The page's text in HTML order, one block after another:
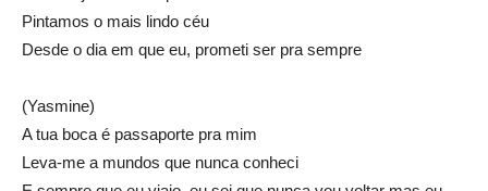
Pintamos o mais lindo céu
Desde o dia em que eu, prometi ser pra sempre
(Yasmine)
A tua boca é passaporte pra mim
Leva-me a mundos que nunca conheci